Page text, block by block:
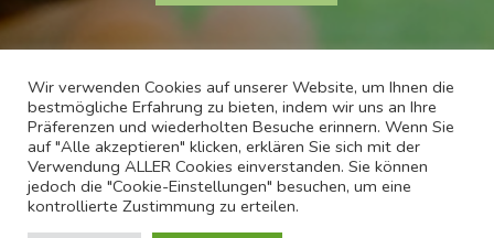
Wir verwenden Cookies auf unserer Website, um Ihnen die
bestmögliche Erfahrung zu bieten, indem wir uns an Ihre
Präferenzen und wiederholten Besuche erinnern. Wenn Sie
auf "Alle akzeptieren" klicken, erklären Sie sich mit der
Verwendung ALLER Cookies einverstanden. Sie können
jedoch die "Cookie-Einstellungen" besuchen, um eine
kontrollierte Zustimmung zu erteilen.